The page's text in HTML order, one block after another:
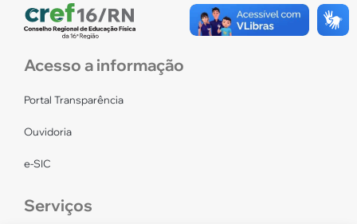
Acesso a informação
Portal Transparência
Ouvidoria
e-SIC
Serviços